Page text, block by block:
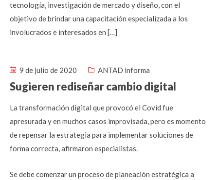
tecnología, investigación de mercado y diseño, con el
objetivo de brindar una capacitación especializada a los
involucrados e interesados en […]
9 de julio de 2020 ANTAD informa
Sugieren rediseñar cambio digital
La transformación digital que provocó el Covid fue
apresurada y en muchos casos improvisada, pero es momento
de repensar la estrategia para implementar soluciones de
forma correcta, afirmaron especialistas.
Se debe comenzar un proceso de planeación estratégica a